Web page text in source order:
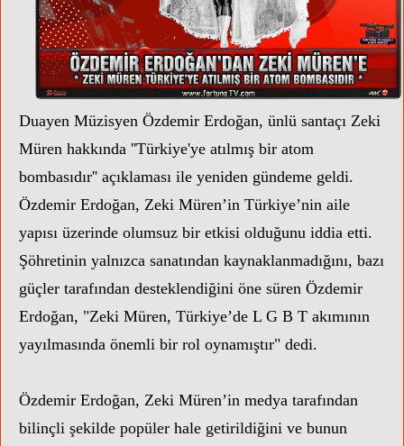
Duayen Müzisyen Özdemir Erdoğan, ünlü santaçı Zeki
Müren hakkında ''Türkiye'ye atılmış bir atom
bombasıdır'' açıklaması ile yeniden gündeme geldi.
Özdemir Erdoğan, Zeki Müren’in Türkiye’nin aile
yapısı üzerinde olumsuz bir etkisi olduğunu iddia etti.
Şöhretinin yalnızca sanatından kaynaklanmadığını, bazı
güçler tarafından desteklendiğini öne süren Özdemir
Erdoğan, "Zeki Müren, Türkiye’de L G B T akımının
yayılmasında önemli bir rol oynamıştır" dedi.
Özdemir Erdoğan, Zeki Müren’in medya tarafından
bilinçli şekilde popüler hale getirildiğini ve bunun